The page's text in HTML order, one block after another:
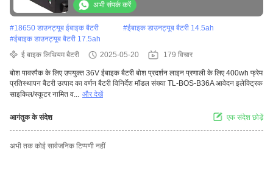
अभी संपर्क करें
#18650 डाउनट्यूब ईबाइक बैटरी #ईबाइक डाउनट्यूब बैटरी 14.5ah
#ईबाइक डाउनट्यूब बैटरी 17.5ah
ई बाइक लिथियम बैटरी
2025-05-20 179 विचार
बोश पावरपैक के लिए उपयुक्त 36V ईबाइक बैटरी बोश प्रदर्शन लाइन प्रणाली के लिए 400wh फ्रेम
प्रतिस्थापन बैटरी उत्पाद का वर्णन बैटरी विनिर्देश मॉडल संख्या TL-BOS-B36A आवेदन इलेक्ट्रिक
साइकिल/स्कूटर नामित व... और देखें
आगंतुक के संदेश एक संदेश छोड़ें
अभी तक कोई सार्वजनिक टिप्पणी नहीं